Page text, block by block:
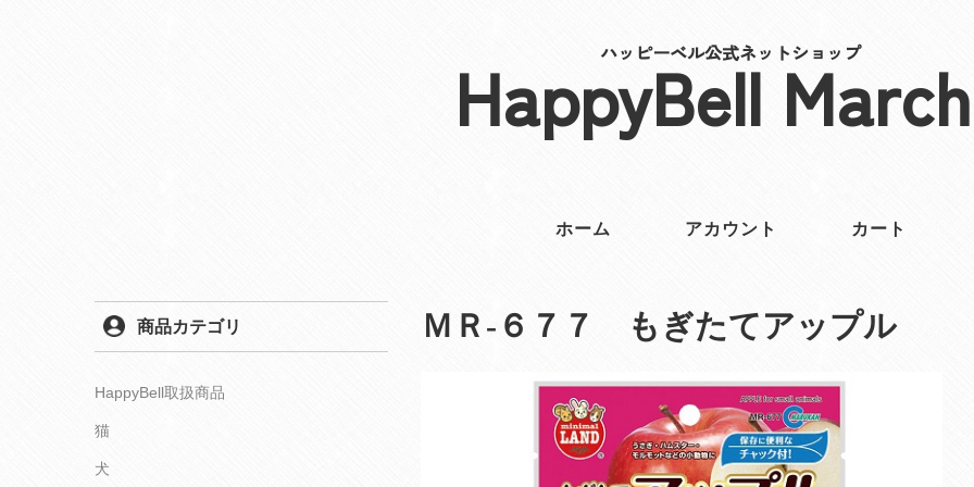
ハッピーベル公式ネットショップ
HappyBell
ホーム アカウント カート
ＭＲ‐６７７ もぎたてアップル
商品カテゴリ
HappyBell取扱商品
猫
犬